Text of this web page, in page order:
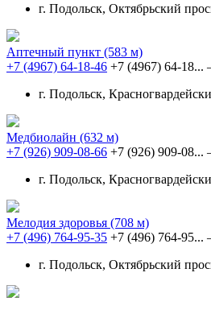
г. Подольск, Октябрьский
Аптечный пункт (583 м)
+7 (4967) 64-18-46 +7 (4967) 64-18...
г. Подольск,
Медбиолайн (632 м)
+7 (926) 909-08-66 +7 (926) 909-08...
г. Подольск,
Мелодия здоровья (708 м)
+7 (496) 764-95-35 +7 (496) 764-95...
г. Подольск, Октябрьский